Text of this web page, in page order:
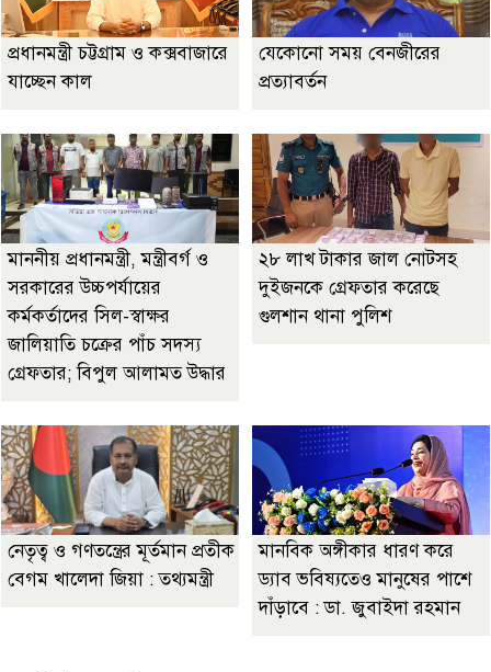
প্রধানমন্ত্রী চট্টগ্রাম ও কক্সবাজারে
যাচ্ছেন কাল
যেকোনো সময় বেনজীরের
প্রত্যাবর্তন
মাননীয় প্রধানমন্ত্রী, মন্ত্রীবর্গ ও
সরকারের উচ্চপর্যায়ের
কর্মকর্তাদের সিল-স্বাক্ষর
জালিয়াতি চক্রের পাঁচ সদস্য
গ্রেফতার; বিপুল আলামত উদ্ধার
২৮ লাখ টাকার জাল নোটসহ
দুইজনকে গ্রেফতার করেছে
গুলশান থানা পুলিশ
নেতৃত্ব ও গণতন্ত্রের মূর্তমান প্রতীক
বেগম খালেদা জিয়া : তথ্যমন্ত্রী
মানবিক অঙ্গীকার ধারণ করে
ড্যাব ভবিষ্যতেও মানুষের পাশে
দাঁড়াবে : ডা. জুবাইদা রহমান